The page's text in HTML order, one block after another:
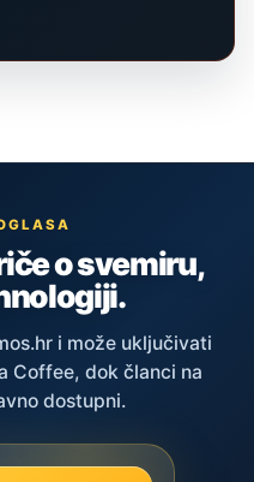
o svemiru,
i može uključivati
Coffee, dok članci na
dostupni.